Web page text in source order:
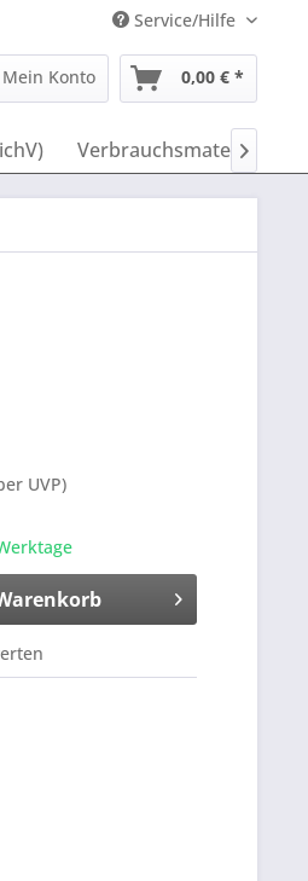
Service/Hilfe
Mein Konto 0,00 € *
Verbrauchsmaterial

UVP)